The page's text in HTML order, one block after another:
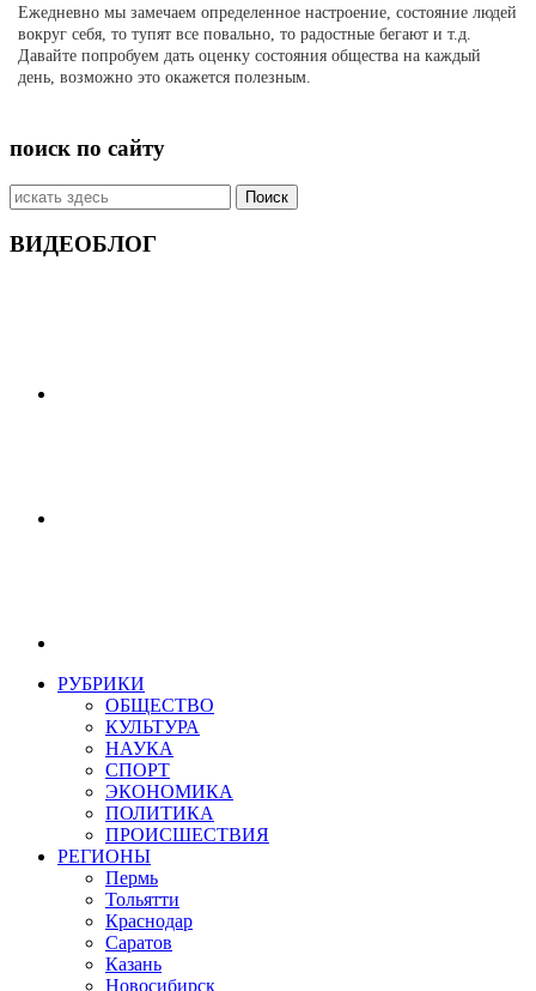
Ежедневно мы замечаем определенное настроение, состояние людей
вокруг себя, то тупят все повально, то радостные бегают и т.д.
Давайте попробуем дать оценку состояния общества на каждый
день, возможно это окажется полезным.
поиск по сайту
Искать:
ВИДЕОБЛОГ
РУБРИКИ
ОБЩЕСТВО
КУЛЬТУРА
НАУКА
СПОРТ
ЭКОНОМИКА
ПОЛИТИКА
ПРОИСШЕСТВИЯ
РЕГИОНЫ
Пермь
Тольятти
Краснодар
Саратов
Казань
Новосибирск